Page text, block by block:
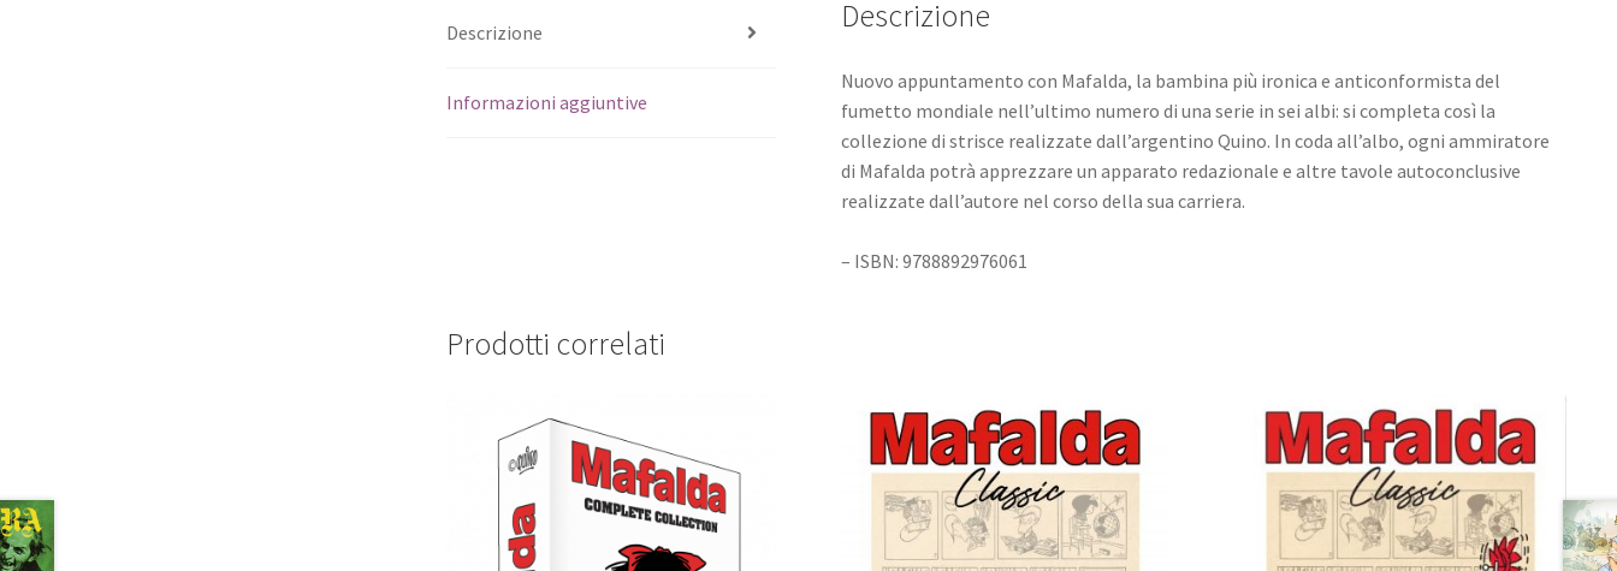
Descrizione
Informazioni aggiuntive
Descrizione
Nuovo appuntamento con Mafalda, la bambina più ironica e anticonformista del
fumetto mondiale nell’ultimo numero di una serie in sei albi: si completa così la
collezione di strisce realizzate dall’argentino Quino. In coda all’albo, ogni ammiratore
di Mafalda potrà apprezzare un apparato redazionale e altre tavole autoconclusive
realizzate dall’autore nel corso della sua carriera.
– ISBN: 9788892976061
Prodotti correlati